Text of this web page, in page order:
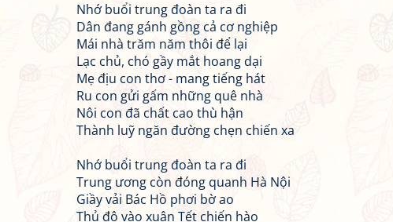
Nhớ buổi trung đoàn ta ra đi
Dân đang gánh gồng cả cơ nghiệp
Mái nhà trăm năm thôi để lại
Lạc chủ, chó gầy mắt hoang dại
Mẹ địu con thơ - mang tiếng hát
Ru con gửi gấm những quê nhà
Nôi con đã chất cao thù hận
Thành luỹ ngăn đường chẹn chiến xa
Nhớ buổi trung đoàn ta ra đi
Trung ương còn đóng quanh Hà Nội
Giầy vải Bác Hồ phơi bờ ao
Thủ đô vào xuân Tết chiến hào